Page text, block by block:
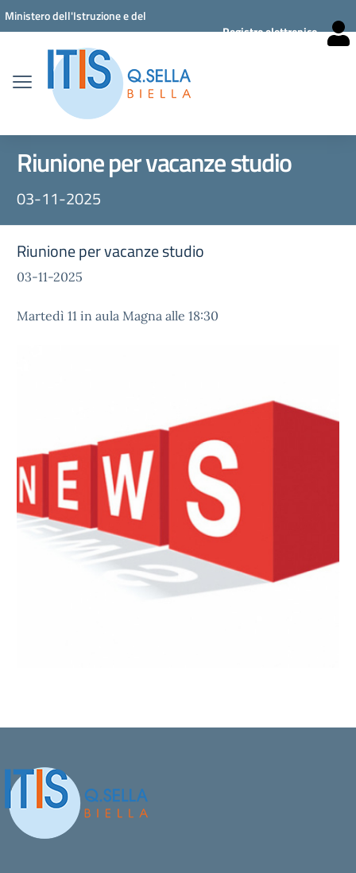
Vai ai contenuti
Vai al menu di navigazione
Vai al footer
Ministero dell'Istruzione e del
Registro elettronico
Riunione per vacanze studio
03-11-2025
Riunione per vacanze studio
03-11-2025
Martedì 11 in aula Magna alle 18:30